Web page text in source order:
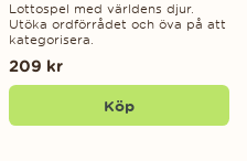
Lottospel med världens djur.
Utöka ordförrådet och öva på att
kategorisera.
209 kr
Köp